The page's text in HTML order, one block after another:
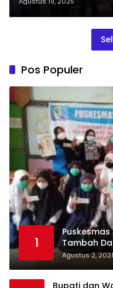
Pos Populer
1
Tambah
Agustus 2, 2021
Bupati dan